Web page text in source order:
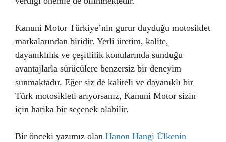
Kanuni Motor Türkiye’nin gurur duyduğu motosiklet
markalarından biridir. Yerli üretim, kalite,
dayanıklılık ve çeşitlilik konularında sunduğu
avantajlarla sürücülere benzersiz bir deneyim
sunmaktadır. Eğer siz de kaliteli ve dayanıklı bir
Türk motosikleti arıyorsanız, Kanuni Motor sizin
için harika bir seçenek olabilir.
Bir önceki yazımız olan Hanon Hangi Ülkenin